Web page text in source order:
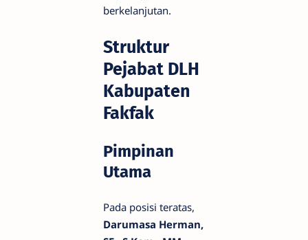
berkelanjutan.
Struktur
Pejabat DLH
Kabupaten
Fakfak
Pimpinan
Utama
Pada posisi teratas,
Darumasa Herman,